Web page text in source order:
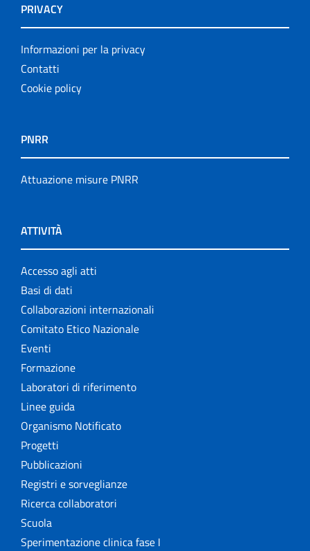
PRIVACY
Informazioni per la privacy
Contatti
Cookie policy
PNRR
Attuazione misure PNRR
ATTIVITÀ
Accesso agli atti
Basi di dati
Collaborazioni internazionali
Comitato Etico Nazionale
Eventi
Formazione
Laboratori di riferimento
Linee guida
Organismo Notificato
Progetti
Pubblicazioni
Registri e sorveglianze
Ricerca collaboratori
Scuola
Sperimentazione clinica fase I